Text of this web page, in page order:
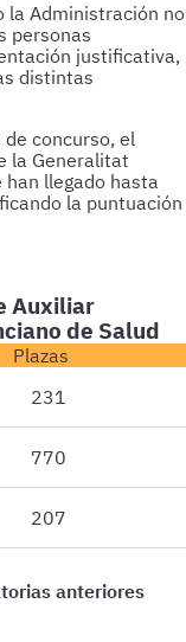
la Administración no
personas
justificativa,
distintas
concurso, el
la Generalitat
llegado hasta
la puntuación
Auxiliar
de Salud
Plazas
231
770
207